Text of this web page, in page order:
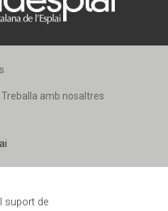
Treballa amb nosaltres
suport de